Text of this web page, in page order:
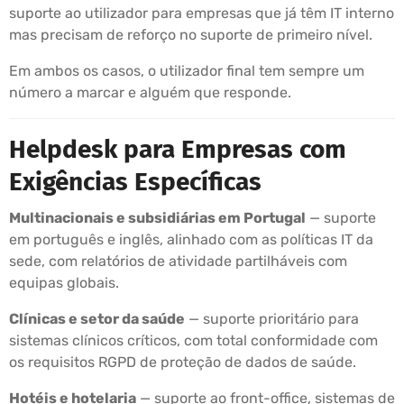
suporte ao utilizador para empresas que já têm IT interno
mas precisam de reforço no suporte de primeiro nível.
Em ambos os casos, o utilizador final tem sempre um
número a marcar e alguém que responde.
Helpdesk para Empresas com
Exigências Específicas
Multinacionais e subsidiárias em Portugal — suporte
em português e inglês, alinhado com as políticas IT da
sede, com relatórios de atividade partilháveis com
equipas globais.
Clínicas e setor da saúde — suporte prioritário para
sistemas clínicos críticos, com total conformidade com
os requisitos RGPD de proteção de dados de saúde.
Hotéis e hotelaria — suporte ao front-office, sistemas de